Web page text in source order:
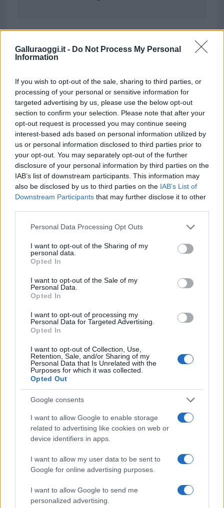
Galluraoggi.it - Do Not Process My Personal
Information
If you wish to opt-out of the sale, sharing to third parties, or
processing of your personal or sensitive information for
targeted advertising by us, please use the below opt-out
section to confirm your selection. Please note that after your
opt-out request is processed you may continue seeing
interest-based ads based on personal information utilized by
us or personal information disclosed to third parties prior to
your opt-out. You may separately opt-out of the further
disclosure of your personal information by third parties on the
IAB’s list of downstream participants. This information may
also be disclosed by us to third parties on the IAB’s List of
Downstream Participants that may further disclose it to other
Please note that this website/app uses one or more Google
not limited to your visit or usage behaviour. You may click to
grant or deny consent to Google and its third-party tags to
use your data for below specified purposes in below Google
consent section.
Personal Data Processing Opt Outs
I want to opt-out of the Sharing of my
personal data.
Opted In
I want to opt-out of the Sale of my
Personal Data.
Opted In
I want to opt-out of processing my
Personal Data for Targeted Advertising.
Opted In
I want to opt-out of Collection, Use,
Retention, Sale, and/or Sharing of my
Personal Data that Is Unrelated with the
Purposes for which it was collected.
Opted Out
Google consents
I want to allow Google to enable storage
related to advertising like cookies on web or
device identifiers in apps.
I want to allow my user data to be sent to
Google for online advertising purposes.
I want to allow Google to send me
personalized advertising.
Condividi l'articolo
F
ce
b
o
o
k
T
it
te
r
Pi
te
re
st
W
at
s
A
p
p
S
a
re
Articolo precedente
Prossimo articolo
NOTIZIE RECENTI
“Sul filo del discorso”: sold out ad Olbia per il
reading su Atzeni
La Maddalena, festa per i 30 anni del Diving
center di Tegge
Esce di strada con l’auto ad Arzachena: ferito il
Turiste si perdono a Tavolara: salvate dai vigili
del fuoco
Gallura
persone: due bimbi tra i feriti
Red Valley Festival, musica no-stop a Olbia fino
alle 5